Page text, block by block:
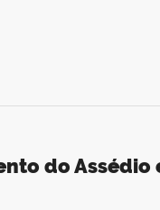
do Assédio